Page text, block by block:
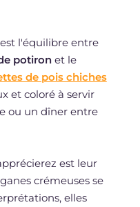
l'équilibre entre
potironet le
de pois chiches
et coloré à servir
ou un dîner entre
est leur
crémeuses se
elles